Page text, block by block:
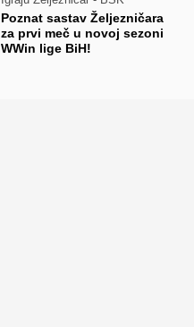
Poznat sastav Željezničara
za prvi meč u novoj sezoni
WWin lige BiH!